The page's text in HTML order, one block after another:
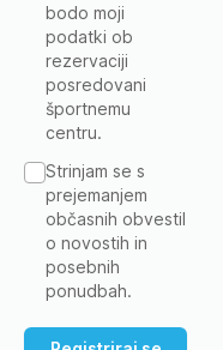
bodo moji
podatki ob
rezervaciji
posredovani
športnemu
centru.
Strinjam se s
prejemanjem
občasnih obvestil
o novostih in
posebnih
ponudbah.